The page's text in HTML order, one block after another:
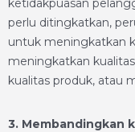
ketidakpuasan
perlu ditingkatkan,
untuk meningkatkan
meningkatkan
kualitas produk, atau
3. Membandingkan